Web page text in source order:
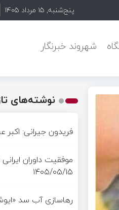
پنج‌شنبه, ۱۵ مرداد ۱۴۰۵
شهروند خبرنگار
نوشته‌های
فریدون جیرانی:
موفقیت داوران
۱۴۰۵/۰۵/۱۵
رهاسازی آب سد